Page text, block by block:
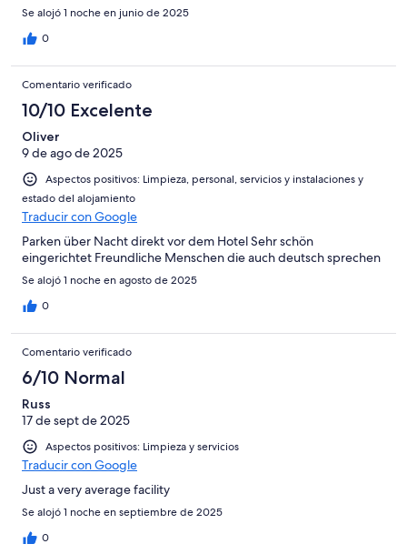
Se alojó 1 noche en junio de 2025
0
Comentario verificado
10/10 Excelente
Oliver
9 de ago de 2025
Aspectos positivos: Limpieza, personal, servicios y instalaciones y
estado del alojamiento
Traducir con Google
Parken über Nacht direkt vor dem Hotel Sehr schön
eingerichtet Freundliche Menschen die auch deutsch sprechen
Se alojó 1 noche en agosto de 2025
0
Comentario verificado
6/10 Normal
Russ
17 de sept de 2025
Aspectos positivos: Limpieza y servicios
Traducir con Google
Just a very average facility
Se alojó 1 noche en septiembre de 2025
0